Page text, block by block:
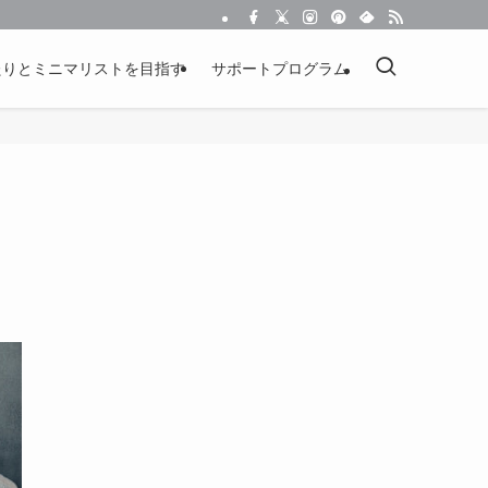
とミニマリストを目指す サポートプログラム